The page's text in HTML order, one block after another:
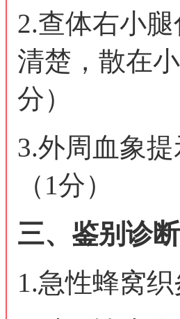
2.查体右小
清楚，散在
分）
3.外周血象
（1分）
三、鉴别诊断
1.急性蜂窝